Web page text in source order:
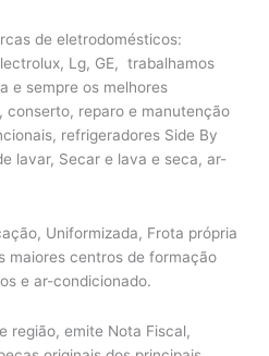
de eletrodomésticos:
Lg, GE, trabalhamos
e sempre os melhores
conserto, reparo e manutenção
refrigeradores Side By
lavar, Secar e lava e seca, ar-
Uniformizada, Frota própria
maiores centros de formação
e ar-condicionado.
região, emite Nota Fiscal,